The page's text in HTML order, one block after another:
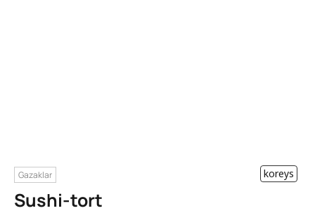
Gazaklar koreys
Sushi-tort